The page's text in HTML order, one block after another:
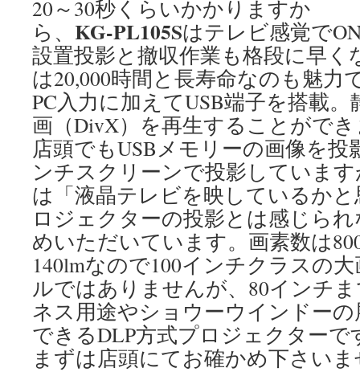
20～30秒くらいかかりますか
ら、 KG-PL105Sはテレビ感覚で
設置投影と撤収作業も格段に早く
は20,000時間と長寿命なのも魅力
PC入力に加えてUSB端子を搭載。
画（DivX）を再生することがで
店頭でもUSBメモリーの画像を投
ンチスクリーンで投影していま
は「液晶テレビを映しているか
ロジェクターの投影とは感じら
めいただいています。画素数は
140lmなので100インチクラスの
ルではありませんが、80インチ
ネス用途やショウーウインドー
できるDLP方式プロジェクターで
まずは店頭にてお確かめ下さい